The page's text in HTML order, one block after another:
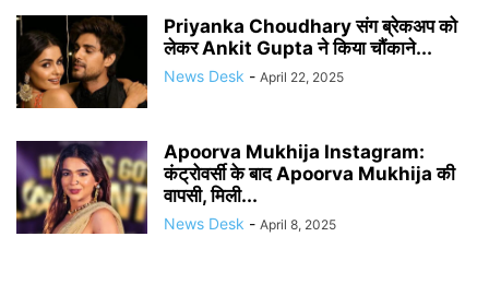
Priyanka Choudhary संग ब्रेकअप को
लेकर Ankit Gupta ने किया चौंकाने...
News Desk - April 22, 2025
Apoorva Mukhija Instagram:
कंट्रोवर्सी के बाद Apoorva Mukhija की
वापसी, मिली...
News Desk - April 8, 2025